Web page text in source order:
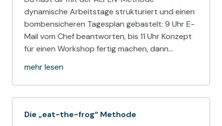
dynamische Arbeitstage strukturiert und einen
bombensicheren Tagesplan gebastelt: 9 Uhr E-
Mail vom Chef beantworten, bis 11 Uhr Konzept
für einen Workshop fertig machen, dann…
mehr lesen
Die „eat-the-frog“ Methode